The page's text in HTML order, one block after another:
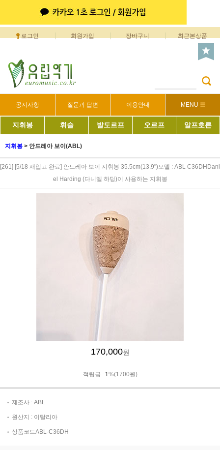
로그인 회원가입 장바구니 최근본상품
공지사항 질문과 답변 이용안내 MENU
지휘봉 휘슬 발도르프 오르프 알프호른
지휘봉 > 안드레아 보이(ABL)
[261] [5/18 재입고 완료] 안드레아 보이 지휘봉 35.5cm(13.9")모델 : ABL C36DHDani
el Harding (다니엘 하딩)이 사용하는 지휘봉
170,000원
적립금 : 1%(1700원)
제조사 : ABL
원산지 : 이탈리아
상품코드ABL-C36DH